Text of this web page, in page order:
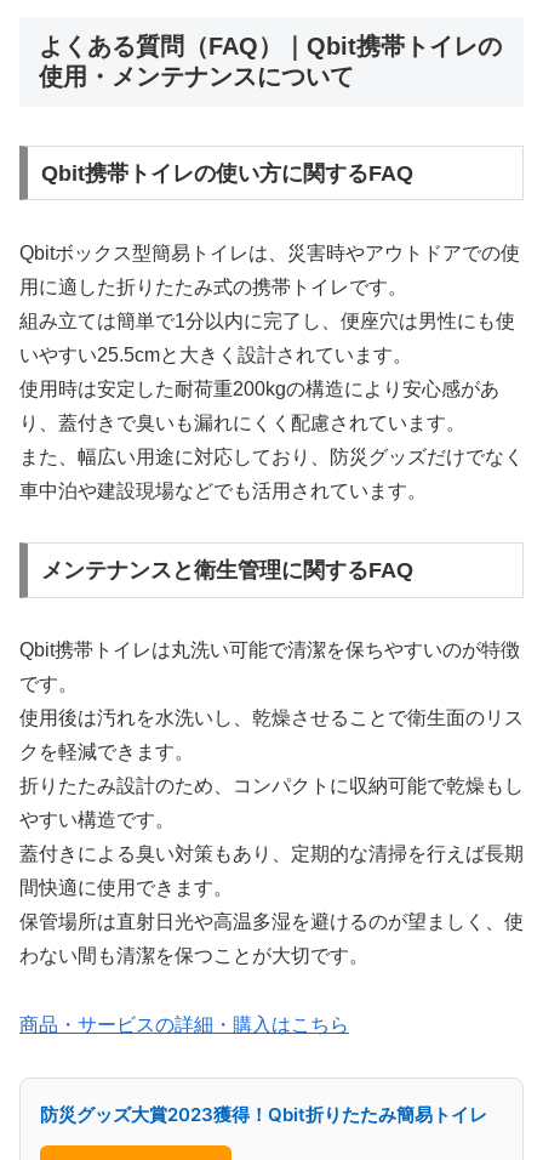
よくある質問（FAQ）｜Qbit携帯トイレの
使用・メンテナンスについて
Qbit携帯トイレの使い方に関するFAQ
Qbitボックス型簡易トイレは、災害時やアウトドアでの使
用に適した折りたたみ式の携帯トイレです。
組み立ては簡単で1分以内に完了し、便座穴は男性にも使
いやすい25.5cmと大きく設計されています。
使用時は安定した耐荷重200kgの構造により安心感があ
り、蓋付きで臭いも漏れにくく配慮されています。
また、幅広い用途に対応しており、防災グッズだけでなく
車中泊や建設現場などでも活用されています。
メンテナンスと衛生管理に関するFAQ
Qbit携帯トイレは丸洗い可能で清潔を保ちやすいのが特徴
です。
使用後は汚れを水洗いし、乾燥させることで衛生面のリス
クを軽減できます。
折りたたみ設計のため、コンパクトに収納可能で乾燥もし
やすい構造です。
蓋付きによる臭い対策もあり、定期的な清掃を行えば長期
間快適に使用できます。
保管場所は直射日光や高温多湿を避けるのが望ましく、使
わない間も清潔を保つことが大切です。
商品・サービスの詳細・購入はこちら
防災グッズ大賞2023獲得！Qbit折りたたみ簡易トイレ